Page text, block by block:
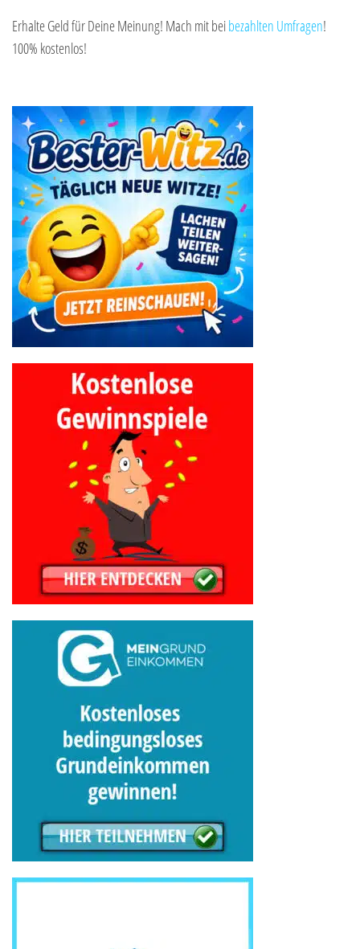
Erhalte Geld für Deine Meinung! Mach mit beibezahlten Umfragen!
100% kostenlos!